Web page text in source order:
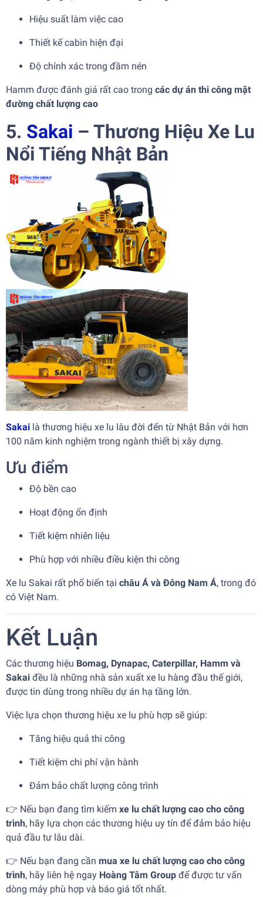
Hiệu suất làm việc cao
Thiết kế cabin hiện đại
Độ chính xác trong đầm nén
Hamm được đánh giá rất cao trong các dự án thi công mặt
đường chất lượng cao
5. Sakai – Thương Hiệu Xe Lu
Nổi Tiếng Nhật Bản
Sakai là thương hiệu xe lu lâu đời đến từ Nhật Bản với hơn
100 năm kinh nghiệm trong ngành thiết bị xây dựng.
Ưu điểm
Độ bền cao
Hoạt động ổn định
Tiết kiệm nhiên liệu
Phù hợp với nhiều điều kiện thi công
Xe lu Sakai rất phổ biến tại châu Á và Đông Nam Á, trong đó
có Việt Nam.
Kết Luận
Các thương hiệu Bomag, Dynapac, Caterpillar, Hamm và
Sakai đều là những nhà sản xuất xe lu hàng đầu thế giới,
được tin dùng trong nhiều dự án hạ tầng lớn.
Việc lựa chọn thương hiệu xe lu phù hợp sẽ giúp:
Tăng hiệu quả thi công
Tiết kiệm chi phí vận hành
Đảm bảo chất lượng công trình
👉 Nếu bạn đang tìm kiếm xe lu chất lượng cao cho công
trình, hãy lựa chọn các thương hiệu uy tín để đảm bảo hiệu
quả đầu tư lâu dài.
👉 Nếu bạn đang cần mua xe lu chất lượng cao cho công
trình, hãy liên hệ ngay Hoàng Tâm Group để được tư vấn
dòng máy phù hợp và báo giá tốt nhất.